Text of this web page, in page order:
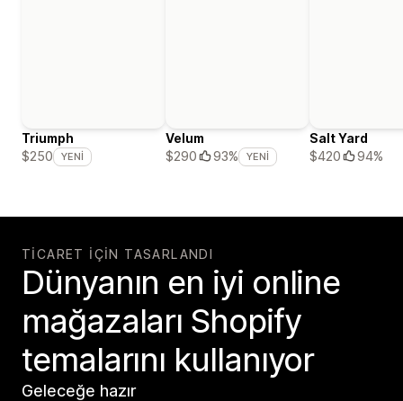
Triumph
$250
YENI
Velum
$290
93% YENI
Salt Yard
$420
94%
TICARET IÇIN TASARLANDI
Dünyanın en iyi online
mağazaları Shopify
temalarını kullanıyor
Geleceğe hazır